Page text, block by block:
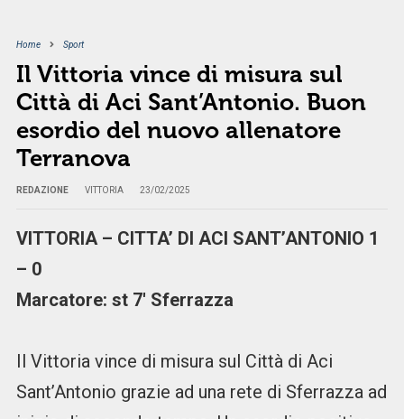
Home Sport
Il Vittoria vince di misura sul
Città di Aci Sant’Antonio. Buon
esordio del nuovo allenatore
Terranova
REDAZIONE VITTORIA 23/02/2025
VITTORIA – CITTA’ DI ACI SANT’ANTONIO 1
– 0
Marcatore: st 7′ Sferrazza
Il Vittoria vince di misura sul Città di Aci
Sant’Antonio grazie ad una rete di Sferrazza ad